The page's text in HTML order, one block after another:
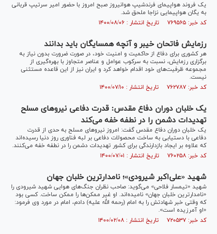
یک فروند هواپیمای فرندشیپ هوانیروز صبح امروز با حضور امیر سرتیپ قربانی
به یگان هواپیمایی نزاجا ملحق شد.
کد خبر: ۷۶۹۵۶۵ تاریخ انتشار : ۱۴۰۰/۰۸/۰۶
رزمایش فاتحان خیبر و آنچه همسایگان باید بدانند
هر کشوری برای دفاع از حاکمیت و امنیت خود، در صورت ضرورت بدون نیاز به
برگزاری رزمایش، نسبت به سرکوب عوامل و عناصر متجاوز با بهره‌گیری از
مجموعه ظرفیت‌های خود اقدام خواهد کرد و ایران نیز از این قاعده مستثنی
نیست.
کد خبر: ۷۶۲۷۸۷ تاریخ انتشار : ۱۴۰۰/۰۷/۱۰
یک خلبان دوران دفاع مقدس: قدرت دفاعی نیروهای مسلح
تهدیدات دشمن را در نطفه خفه می‌کند
یک خلبان دوران دفاع مقدس گفت: امروز نیروهای مسلح به حدی از قدرت
دفاعی با دستیابی به ساخت محصولات دفاعی بر لبه فناوری روز دنیا رسیده‌اند
که علاوه بر ایجاد بازدارندگی برای کشور تهدیدات دشمن را در نطفه خفه می‌کنند.
کد خبر: ۷۶۰۲۵۸ تاریخ انتشار : ۱۴۰۰/۰۷/۰۱
شهید «علی‌اکبر شیرودی»؛ نامدارترین خلبان جهان
شهید «تیمسار فلاحی» می‌گوید: صاحب نظران جنگ‌های هوایی شهید شیرودی را
«نامدارترین خلبان جهان» نامیده‌اند. او غیر ممکن‌ها را ممکن ساخت. کسی بود
که وقتی خبر شهادتش را به امام (رحمه الله علیه) دادم، امام در مورد وی فرمود:
«او آمرزیده است».
کد خبر: ۷۲۰۵۳۷ تاریخ انتشار : ۱۴۰۰/۰۲/۰۸